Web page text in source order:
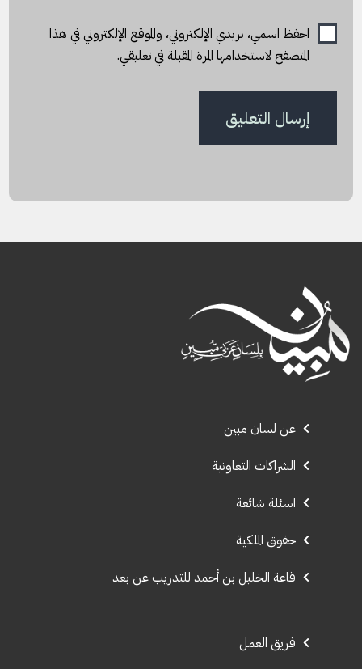
احفظ اسمي، بريدي الإلكتروني، والموقع الإلكتروني في هذا
المتصفح لاستخدامها المرة المقبلة في تعليقي.
عن لسان مبين
الشراكات التعاونية
اسئلة شائعة
حقوق الملكية
قاعة الخليل بن أحمد للتدريب عن بعد
فريق العمل